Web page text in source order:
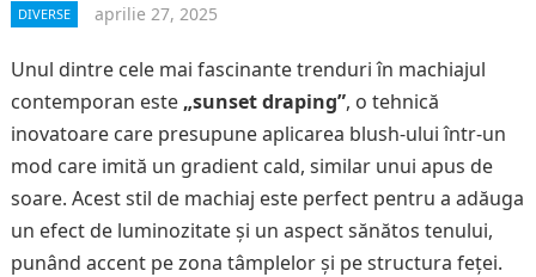
DIVERSE aprilie 27, 2025
Unul dintre cele mai fascinante trenduri în machiajul
contemporan este „sunset draping”, o tehnică
inovatoare care presupune aplicarea blush-ului într-un
mod care imită un gradient cald, similar unui apus de
soare. Acest stil de machiaj este perfect pentru a adăuga
un efect de luminozitate și un aspect sănătos tenului,
punând accent pe zona tâmplelor și pe structura feței.